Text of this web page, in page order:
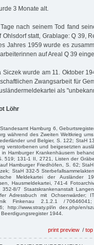
3 Monate alt.
nach seinem Tod fand
Ohlsdorf statt, Grablage: Q 39,
Jahres 1959 wurde es
auf Areal Q 39
Siczek wurde am 11. Oktober
Zwangsarbeit für
als
Löhr
Hamburg 6,
während des Zweiten Weltkrieg
und Belgier, S. 122; StaH
verstorbenen und beigesetzten
Hamburger Krankenhäusern
519; 131-1 II, 2721, Listen der
Hamburger Friedhöfen, S. 62;
StaH 332-5
Meldekartei der Ausländer
Hausmeldekartei, 741-4
352-8/7 Staatskrankenanstalt
Adressbuch mit Ochsenwärder;
Finkenau 2.1.2.1 / 70646041;
http://www.straty.pl/in dex.php/en/
1944.
print preview / top